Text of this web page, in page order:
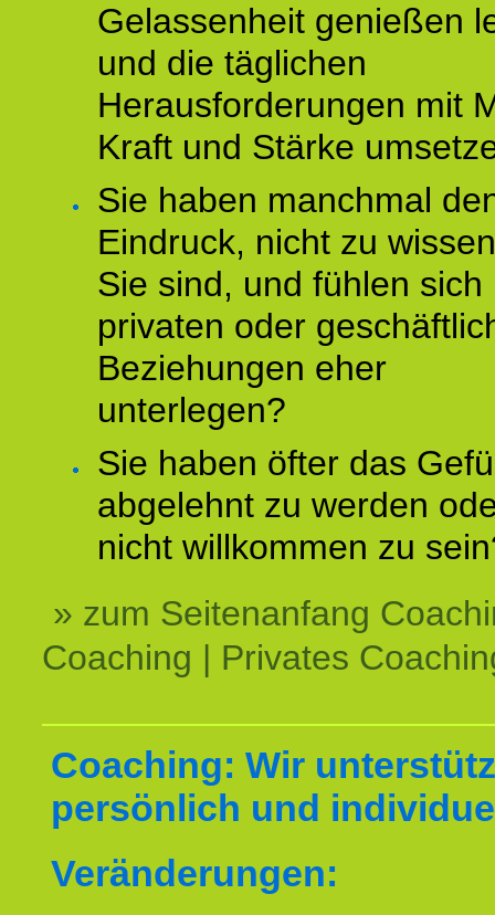
Gelassenheit genießen
und die täglichen
Herausforderungen mit
Kraft und Stärke
Sie haben manchmal
Eindruck, nicht zu
Sie sind, und fühlen sich
privaten oder
Beziehungen eher
unterlegen?
Sie haben öfter das
abgelehnt zu werden
nicht willkommen zu
» zum Seitenanfang
Coaching | Privates
Coaching: Wir
persönlich und
Veränderungen: